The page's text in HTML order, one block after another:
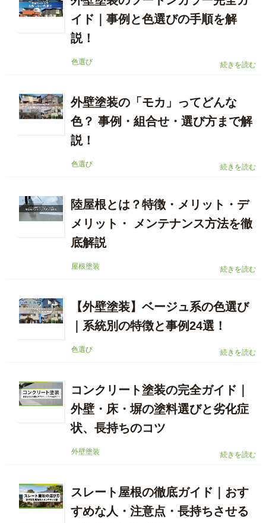
イド｜事例と色選びの手順を解
説！
続きを読む
色選び
外壁塗装の「モカ」ってどんな
色？ 事例・組合せ・選び方まで解
説！
続きを読む
色選び
陸屋根とは？特徴・メリット・デ
メリット・ メンテナンス方法を徹
底解説
続きを読む
屋根塗装
【外壁塗装】ベージュ系の色選び
｜系統別の特徴と事例24選！
続きを読む
色選び
コンクリート塗装の完全ガイド｜
外壁・床・塀の塗料選びと劣化症
状、長持ちのコツ
続きを読む
外壁塗装
スレート屋根の徹底ガイド｜おす
すめな人・注意点・長持ちさせる